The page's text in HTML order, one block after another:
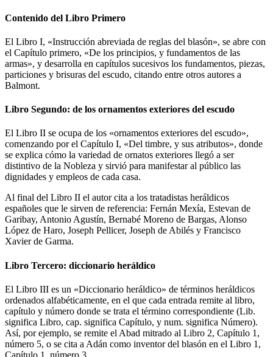
Contenido del Libro Primero
El Libro I, «Instrucción abreviada de reglas del blasón», se abre con
el Capítulo primero, «De los principios, y fundamentos de las
armas», y desarrolla en capítulos sucesivos los fundamentos, piezas,
particiones y brisuras del escudo, citando entre otros autores a
Balmont.
Libro Segundo: de los ornamentos exteriores del escudo
El Libro II se ocupa de los «ornamentos exteriores del escudo»,
comenzando por el Capítulo I, «Del timbre, y sus atributos», donde
se explica cómo la variedad de ornatos exteriores llegó a ser
distintivo de la Nobleza y sirvió para manifestar al público las
dignidades y empleos de cada casa.
Al final del Libro II el autor cita a los tratadistas heráldicos
españoles que le sirven de referencia: Fernán Mexía, Estevan de
Garibay, Antonio Agustín, Bernabé Moreno de Bargas, Alonso
López de Haro, Joseph Pellicer, Joseph de Abilés y Francisco
Xavier de Garma.
Libro Tercero: diccionario heráldico
El Libro III es un «Diccionario heráldico» de términos heráldicos
ordenados alfabéticamente, en el que cada entrada remite al libro,
capítulo y número donde se trata el término correspondiente (Lib.
significa Libro, cap. significa Capítulo, y num. significa Número).
Así, por ejemplo, se remite el Abad mitrado al Libro 2, Capítulo 1,
número 5, o se cita a Adán como inventor del blasón en el Libro 1,
Capítulo 1, número 3.